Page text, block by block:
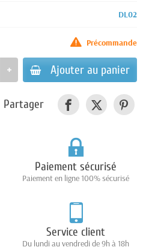
DL02
Précommande
Ajouter au panier
Partager
Paiement sécurisé
Paiement en ligne 100% sécurisé
Service client
Du lundi au vendredi de 9h à 18h